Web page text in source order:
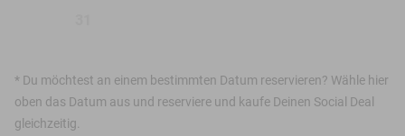
* Du möchtest an einem bestimmten Datum reservieren? Wähle hier
oben das Datum aus und reserviere und kaufe Deinen Social Deal
gleichzeitig.